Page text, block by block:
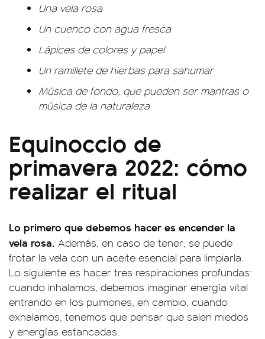
Una vela rosa
Un cuenco con agua fresca
Lápices de colores y papel
Un ramillete de hierbas para sahumar
Música de fondo, que pueden ser mantras o
música de la naturaleza
Equinoccio de
primavera 2022: cómo
realizar el ritual
Lo primero que debemos hacer es encender la
vela rosa. Además, en caso de tener, se puede
frotar la vela con un aceite esencial para limpiarla.
Lo siguiente es hacer tres respiraciones profundas:
cuando inhalamos, debemos imaginar energía vital
entrando en los pulmones, en cambio, cuando
exhalamos, tenemos que pensar que salen miedos
y energías estancadas.